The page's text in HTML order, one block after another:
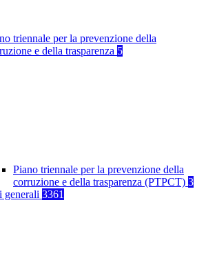
triennale per la prevenzione della
e della trasparenza 5
Piano triennale per la prevenzione della
corruzione e della trasparenza (PTPCT) 3
generali 3361